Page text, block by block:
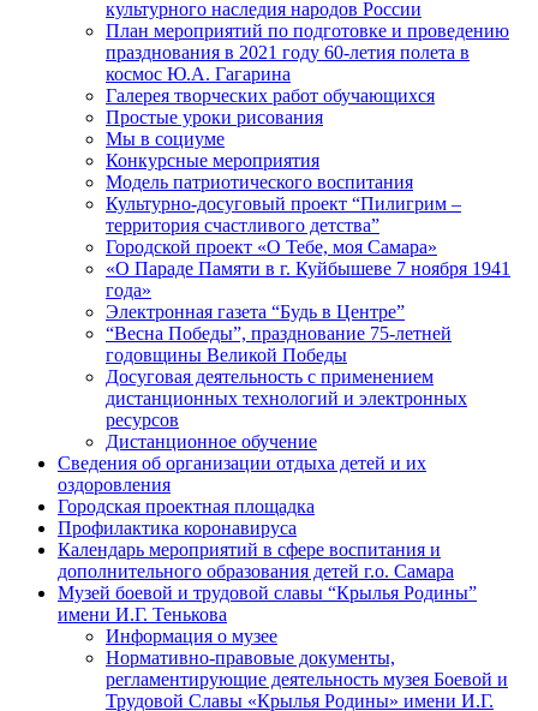
культурного наследия народов России
План мероприятий по подготовке и проведению
празднования в 2021 году 60-летия полета в
космос Ю.А. Гагарина
Галерея творческих работ обучающихся
Простые уроки рисования
Мы в социуме
Конкурсные мероприятия
Модель патриотического воспитания
Культурно-досуговый проект “Пилигрим –
территория счастливого детства”
Городской проект «О Тебе, моя Самара»
«О Параде Памяти в г. Куйбышеве 7 ноября 1941
года»
Электронная газета “Будь в Центре”
“Весна Победы”, празднование 75-летней
годовщины Великой Победы
Досуговая деятельность с применением
дистанционных технологий и электронных
ресурсов
Дистанционное обучение
Сведения об организации отдыха детей и их
оздоровления
Городская проектная площадка
Профилактика коронавируса
Календарь мероприятий в сфере воспитания и
дополнительного образования детей г.о. Самара
Музей боевой и трудовой славы “Крылья Родины”
имени И.Г. Тенькова
Информация о музее
Нормативно-правовые документы,
регламентирующие деятельность музея Боевой и
Трудовой Славы «Крылья Родины» имени И.Г.